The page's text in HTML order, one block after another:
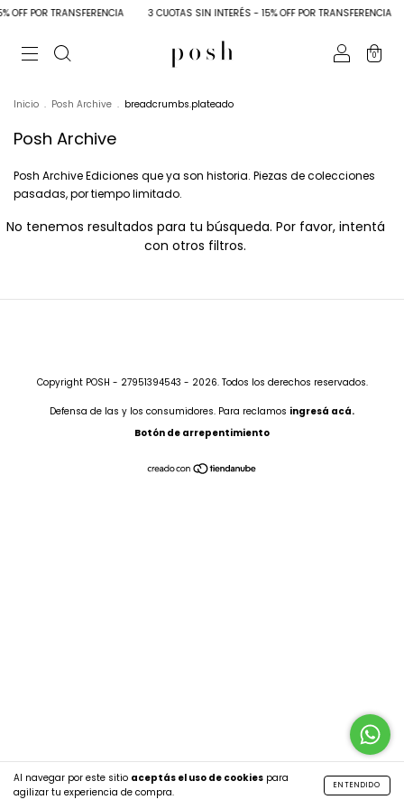
OFF POR TRANSFERENCIA 3 CUOTAS SIN INTERÉS - 15% OFF POR TRANSFERENCIA
0
Al navegar por este sitio aceptás el uso de cookies para
agilizar tu experiencia de compra.
ENTENDIDO
Inicio . Posh Archive . breadcrumbs.plateado
Posh Archive
Posh Archive Ediciones que ya son historia. Piezas de colecciones
pasadas, por tiempo limitado.
No tenemos resultados para tu búsqueda. Por favor, intentá
con otros filtros.
Copyright POSH - 27951394543 - 2026. Todos los derechos reservados.
Defensa de las y los consumidores. Para reclamos ingresá acá.
Botón de arrepentimiento